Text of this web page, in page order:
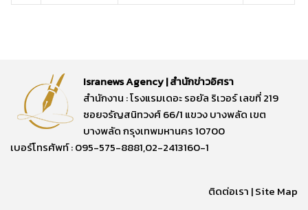
Isranews Agency | สำนักข่าวอิศรา
สำนักงาน : โรงแรมเดอะ รอยัล ริเวอร์ เลขที่ 219
ซอยจรัญสนิทวงศ์ 66/1 แขวง บางพลัด เขต
บางพลัด กรุงเทพมหานคร 10700
เบอร์โทรศัพท์ : 095-575-8881,02-2413160-1
ติดต่อเรา |Site Map